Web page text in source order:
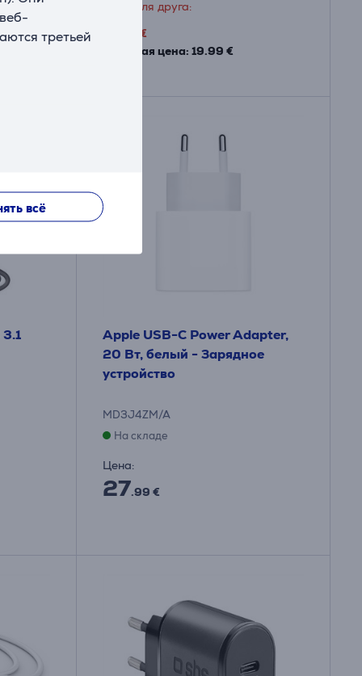
третьей
всё
Цена для друга:
.99 €
Обычная цена: 19.99 €
Apple USB-C Power Adapter,
20 Вт, белый - Зарядное
устройство
MD3J4ZM/A
На складе
Цена:
27.99 €